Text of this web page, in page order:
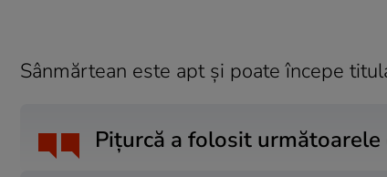
Sânmărtean este apt şi poate începe
Piţurcă a folosit următoarele